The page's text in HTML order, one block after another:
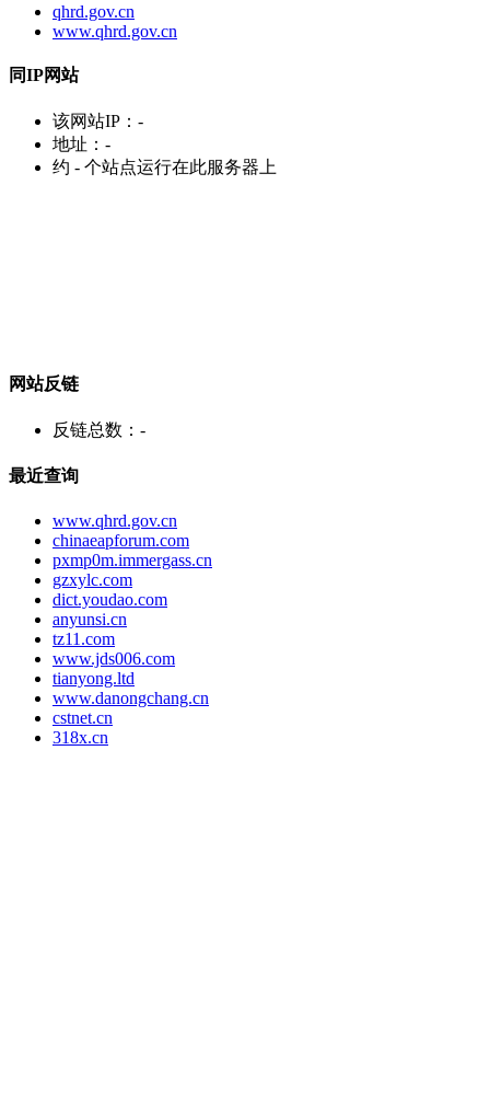
qhrd.gov.cn
www.qhrd.gov.cn
同IP网站
该网站IP： -
地址： -
约 - 个站点运行在此服务器上
网站反链
反链总数： -
最近查询
www.qhrd.gov.cn
chinaeapforum.com
pxmp0m.immergass.cn
gzxylc.com
dict.youdao.com
anyunsi.cn
tz11.com
www.jds006.com
tianyong.ltd
www.danongchang.cn
cstnet.cn
318x.cn